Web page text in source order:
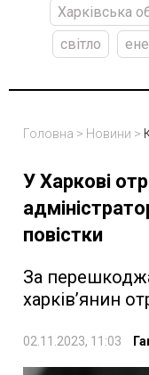
Харківська
світло
Головна > Новини >
У Харкові
повістки
За
харків’янин
02.11.2023, 11:03